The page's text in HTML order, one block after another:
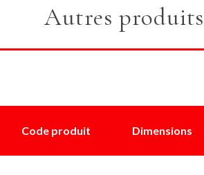
Autres
Code produit Dimensions